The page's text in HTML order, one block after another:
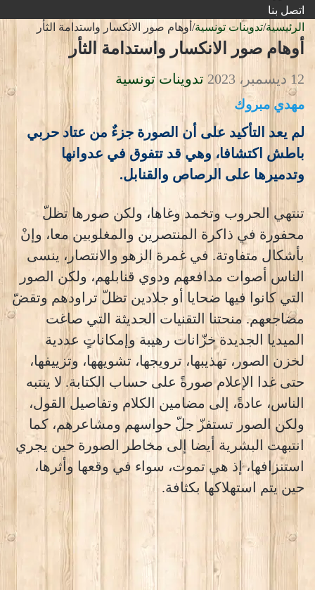
اتصل بنا
الرئيسية/تدوينات تونسية/ أوهام صور الانكسار واستدامة الثأر
أوهام صور الانكسار واستدامة الثأر
12 ديسمبر، 2023 تدوينات تونسية
مهدي مبروك
لم يعد التأكيد على أن الصورة جزءٌ من عتاد حربي
باطش اكتشافا، وهي قد تتفوق في عدوانها
وتدميرها على الرصاص والقنابل.
تنتهي الحروب وتخمد وغاها، ولكن صورها تظلّ
محفورة في ذاكرة المنتصرين والمغلوبين معا، وإنْ
بأشكال متفاوتة. في غمرة الزهو والانتصار، ينسى
الناس أصوات مدافعهم ودوي قنابلهم، ولكن الصور
التي كانوا فيها ضحايا أو جلادين تظلّ تراودهم وتقضّ
مضاجعهم. منحتنا التقنيات الحديثة التي صاغت
الميديا الجديدة خزّانات رهيبة وإمكاناتٍ عددية
لخزن الصور، تهذيبها، ترويجها، تشويهها، وتزييفها،
حتى غدا الإعلام صورةً على حساب الكتابة. لا ينتبه
الناس، عادةً، إلى مضامين الكلام وتفاصيل القول،
ولكن الصور تستفزّ جلّ حواسهم ومشاعرهم، كما
انتبهت البشرية أيضا إلى مخاطر الصورة حين يجري
استنزافها، إذ هي تموت، سواء في وقعها وأثرها،
حين يتم استهلاكها بكثافة.